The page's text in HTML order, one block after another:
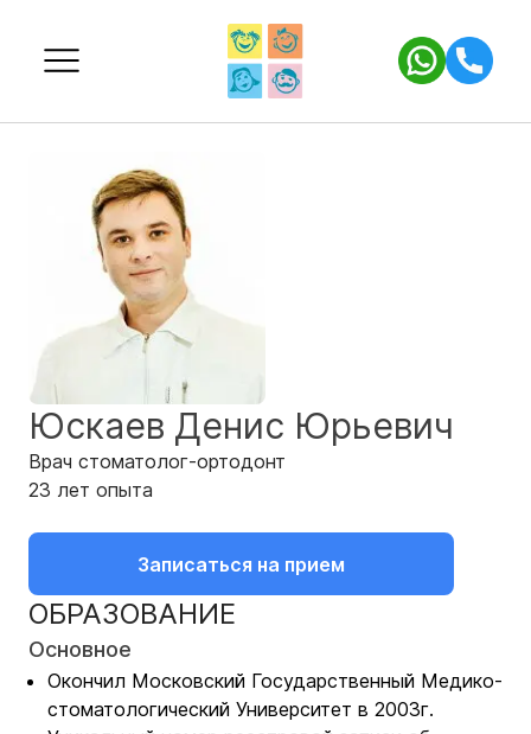
Юскаев Денис Юрьевич
Врач стоматолог-ортодонт
23 лет опыта
Записаться на прием
ОБРАЗОВАНИЕ
Основное
Окончил Московский Государственный Медико-
стоматологический Университет в 2003г.